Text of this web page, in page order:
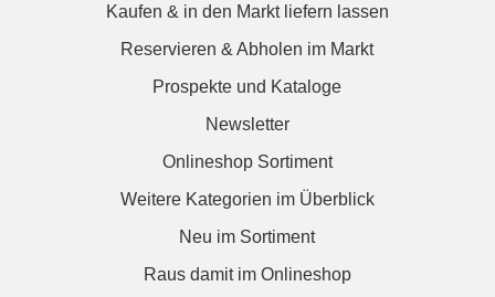
Kaufen & in den Markt liefern lassen
Reservieren & Abholen im Markt
Prospekte und Kataloge
Newsletter
Onlineshop Sortiment
Weitere Kategorien im Überblick
Neu im Sortiment
Raus damit im Onlineshop